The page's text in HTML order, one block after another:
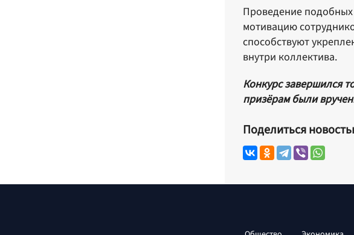
Проведение
мотивацию
способствуют
внутри коллектива.
Конкурс завершился
призёрам были
Поделиться